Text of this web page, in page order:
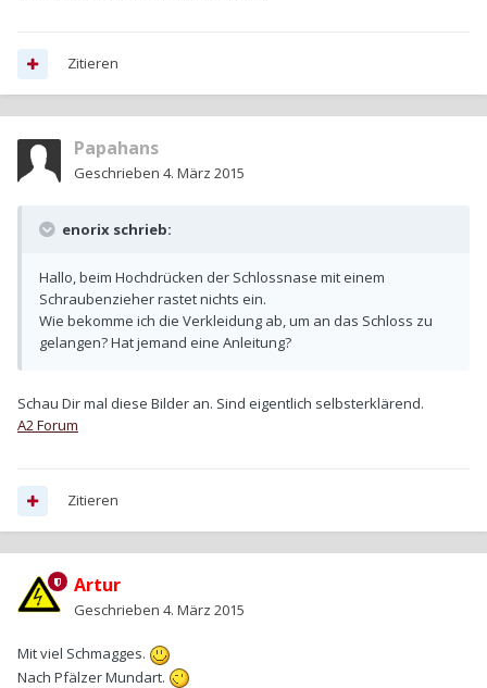
Zitieren
Papahans
Geschrieben 4. März 2015
enorix schrieb:
Hallo, beim Hochdrücken der Schlossnase mit einem
Schraubenzieher rastet nichts ein.
Wie bekomme ich die Verkleidung ab, um an das Schloss zu
gelangen? Hat jemand eine Anleitung?
Schau Dir mal diese Bilder an. Sind eigentlich selbsterklärend.
A2 Forum
Zitieren
Artur
Geschrieben 4. März 2015
Mit viel Schmagges.
Nach Pfälzer Mundart.